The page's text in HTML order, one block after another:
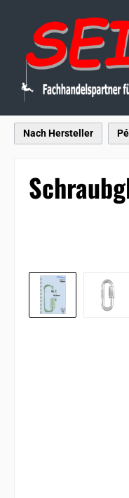
Hauptinhalt springen
Zur Suche springen
Zur Hauptnavigation
Nach Hersteller